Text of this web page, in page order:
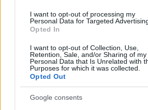
I want to opt-out of processing my
Personal Data for Targeted
Opted In
I want to opt-out of Collection, Use,
Retention, Sale, and/or Sharing of my
Personal Data that Is Unrelated with
Purposes for which it was collected.
Opted Out
Google consents
ΠΕΝΥ
Από την
στο σήμερα:
ευρωπαϊκό
ιστορία